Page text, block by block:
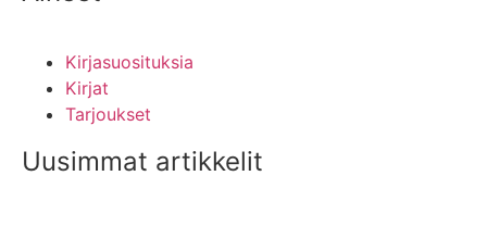
Kirjasuosituksia
Kirjat
Tarjoukset
Uusimmat artikkelit